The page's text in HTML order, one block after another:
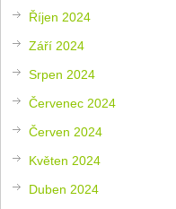
Říjen 2024
Září 2024
Srpen 2024
Červenec 2024
Červen 2024
Květen 2024
Duben 2024